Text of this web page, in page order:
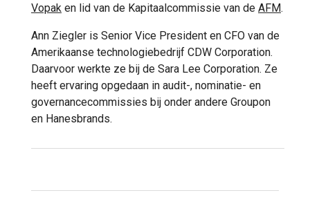
Vopak en lid van de Kapitaalcommissie van de AFM.
Ann Ziegler is Senior Vice President en CFO van de
Amerikaanse technologiebedrijf CDW Corporation.
Daarvoor werkte ze bij de Sara Lee Corporation. Ze
heeft ervaring opgedaan in audit-, nominatie- en
governancecommissies bij onder andere Groupon
en Hanesbrands.